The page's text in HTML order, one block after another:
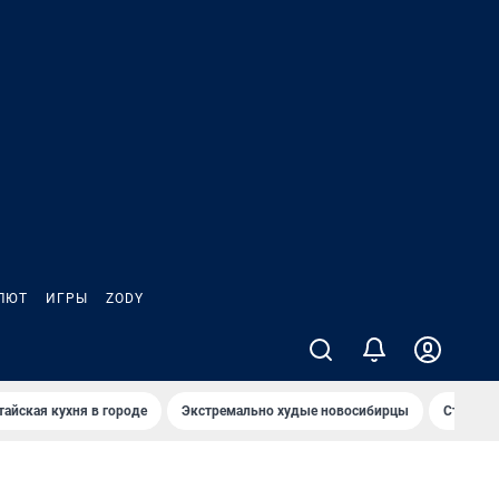
ИГРЫ ZODY
кухня в городе Экстремально худые новосибирцы Старт